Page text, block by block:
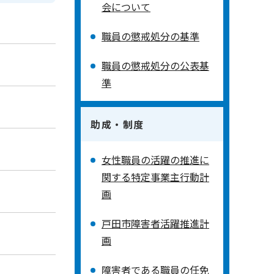
会について
職員の懲戒処分の基準
職員の懲戒処分の公表基
準
助成・制度
女性職員の活躍の推進に
関する特定事業主行動計
画
戸田市障害者活躍推進計
画
障害者である職員の任免